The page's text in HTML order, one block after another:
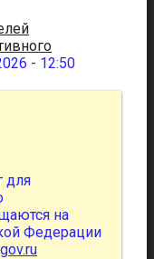
- 12:50
для
на
Федерации